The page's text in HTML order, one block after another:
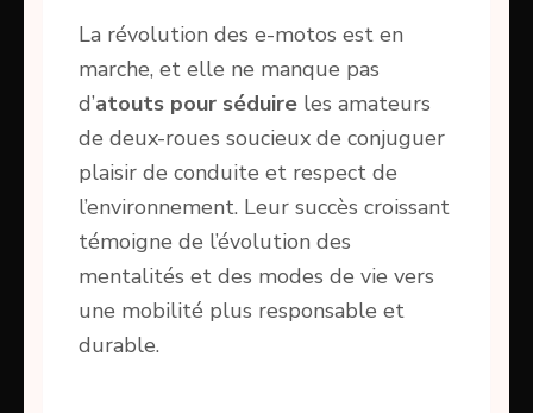
La révolution des e-motos est en
marche, et elle ne manque pas
d’atouts pour séduire les amateurs
de deux-roues soucieux de conjuguer
plaisir de conduite et respect de
l’environnement. Leur succès croissant
témoigne de l’évolution des
mentalités et des modes de vie vers
une mobilité plus responsable et
durable.